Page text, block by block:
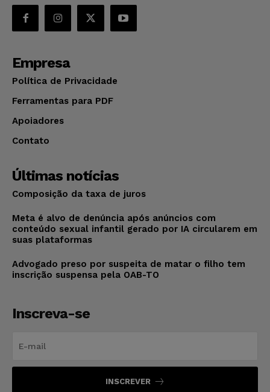
Empresa
Política de Privacidade
Ferramentas para PDF
Apoiadores
Contato
Últimas notícias
Composição da taxa de juros
Meta é alvo de denúncia após anúncios com
conteúdo sexual infantil gerado por IA circularem em
suas plataformas
Advogado preso por suspeita de matar o filho tem
inscrição suspensa pela OAB-TO
Inscreva-se
INSCREVER